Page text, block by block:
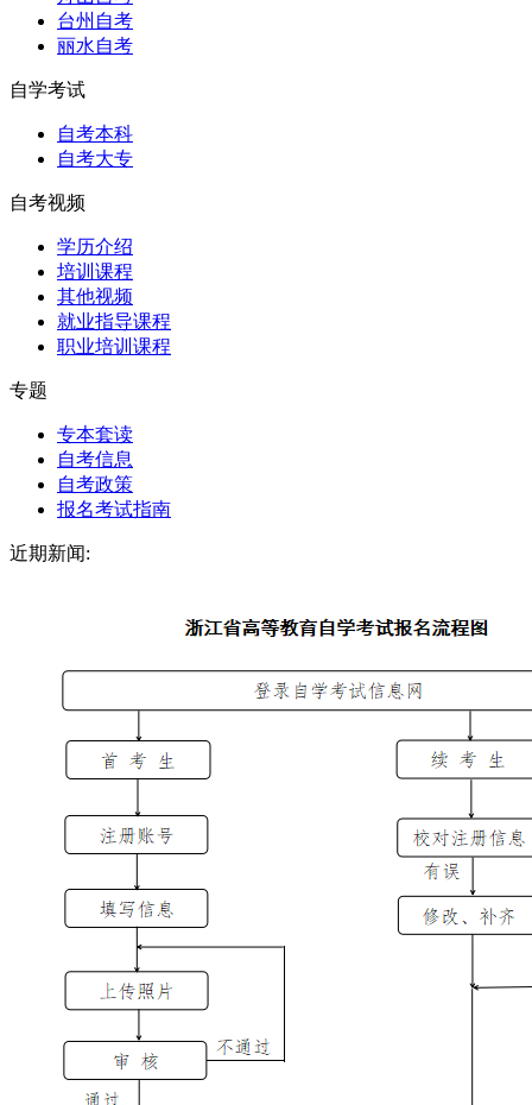
台州自考
丽水自考
自学考试
自考本科
自考大专
自考视频
学历介绍
培训课程
其他视频
就业指导课程
职业培训课程
专题
专本套读
自考信息
自考政策
报名考试指南
近期新闻: